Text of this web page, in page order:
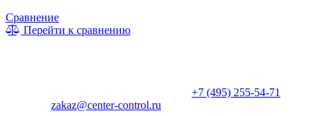
Сравнение
Перейти к сравнению
+7 (495) 255-54-71
zakaz@center-control.ru